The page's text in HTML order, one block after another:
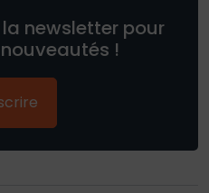
newsletter pour
!